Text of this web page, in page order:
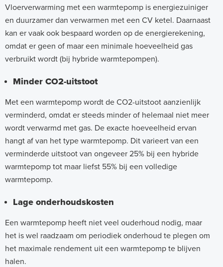
Vloerverwarming met een warmtepomp is energiezuiniger
en duurzamer dan verwarmen met een CV ketel. Daarnaast
kan er vaak ook bespaard worden op de energierekening,
omdat er geen of maar een minimale hoeveelheid gas
verbruikt wordt (bij hybride warmtepompen).
Minder CO2-uitstoot
Met een warmtepomp wordt de CO2-uitstoot aanzienlijk
verminderd, omdat er steeds minder of helemaal niet meer
wordt verwarmd met gas. De exacte hoeveelheid ervan
hangt af van het type warmtepomp. Dit varieert van een
verminderde uitstoot van ongeveer 25% bij een hybride
warmtepomp tot maar liefst 55% bij een volledige
warmtepomp.
Lage onderhoudskosten
Een warmtepomp heeft niet veel ouderhoud nodig, maar
het is wel raadzaam om periodiek onderhoud te plegen om
het maximale rendement uit een warmtepomp te blijven
halen.